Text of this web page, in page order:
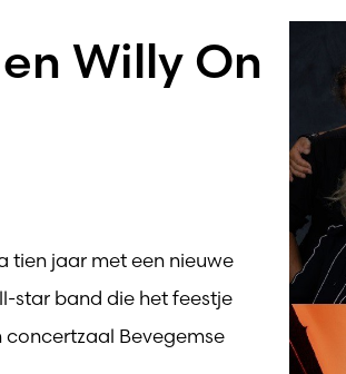
Willy On
tien jaar met een nieuwe
star band die het feestje
Bevegemse